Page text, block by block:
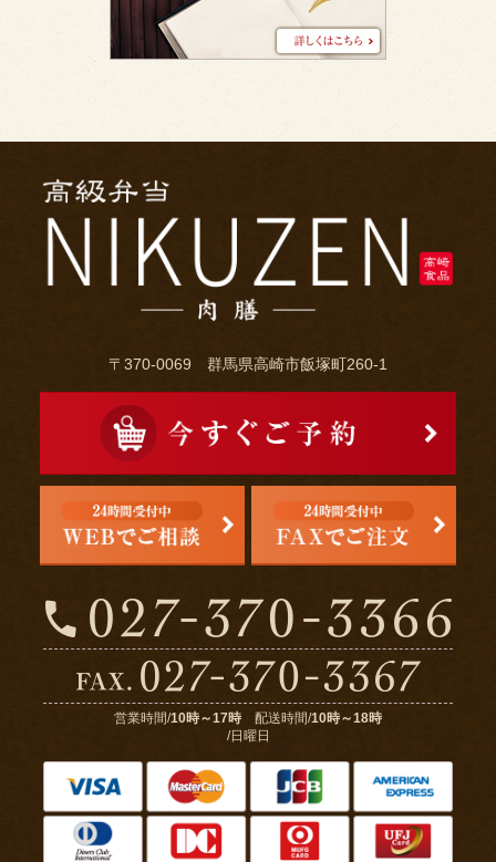
ロ
グ
〒370-0069 群馬県高崎市飯塚町260-1
営業時間/10時～17時 配送時間/10時～18時
/日曜日